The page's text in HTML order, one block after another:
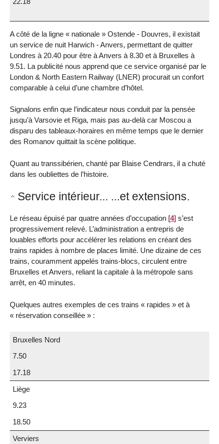
A côté de la ligne « nationale » Ostende - Douvres, il existait
un service de nuit Harwich - Anvers, permettant de quitter
Londres à 20.40 pour être à Anvers à 8.30 et à Bruxelles à
9.51. La publicité nous apprend que ce service organisé par le
London & North Eastern Railway (LNER) procurait un confort
comparable à celui d’une chambre d’hôtel.
Signalons enfin que l’indicateur nous conduit par la pensée
jusqu’à Varsovie et Riga, mais pas au-delà car Moscou a
disparu des tableaux-horaires en même temps que le dernier
des Romanov quittait la scène politique.
Quant au transsibérien, chanté par Blaise Cendrars, il a chuté
dans les oubliettes de l’histoire.
Service intérieur... ...et extensions.
Le réseau épuisé par quatre années d’occupation [4] s’est
progressivement relevé. L’administration a entrepris de
louables efforts pour accélérer les relations en créant des
trains rapides à nombre de places limité. Une dizaine de ces
trains, couramment appelés trains-blocs, circulent entre
Bruxelles et Anvers, reliant la capitale à la métropole sans
arrêt, en 40 minutes.
Quelques autres exemples de ces trains « rapides » et à
« réservation conseillée » :
Bruxelles Nord
7.50
17.18
Liège
9.23
18.50
Verviers